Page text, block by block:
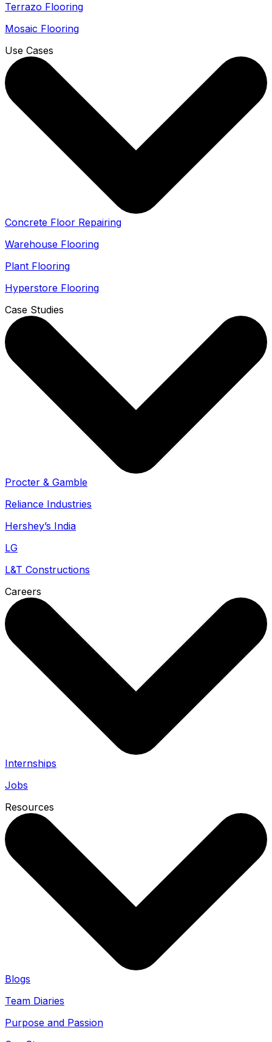
Terrazo Flooring
Mosaic Flooring
Use Cases
Concrete Floor Repairing
Warehouse Flooring
Plant Flooring
Hyperstore Flooring
Case Studies
Procter & Gamble
Reliance Industries
Hershey’s India
LG
L&T Constructions
Careers
Internships
Jobs
Resources
Blogs
Team Diaries
Purpose and Passion